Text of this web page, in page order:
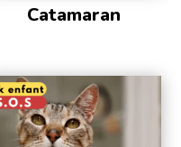
Catamaran